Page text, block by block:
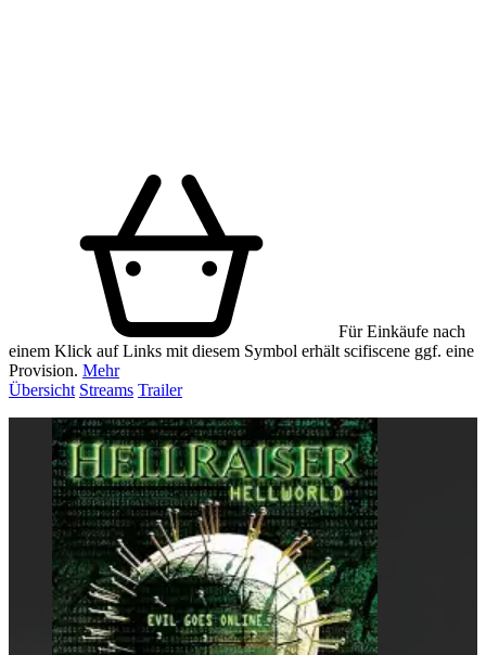
Für Einkäufe nach
einem Klick auf Links mit diesem Symbol erhält scifiscene ggf. eine
Provision. Mehr
Übersicht Streams Trailer